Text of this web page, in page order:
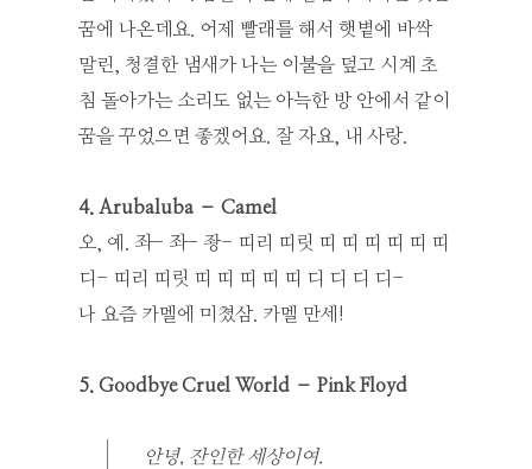
꿈에 나온데요. 어제 빨래를 해서 햇볕에 바싹
말린, 청결한 냄새가 나는 이불을 덮고 시계 초
침 돌아가는 소리도 없는 아늑한 방 안에서 같이
꿈을 꾸었으면 좋겠어요. 잘 자요, 내 사랑.
4. Arubaluba – Camel
오, 예. 좌- 좌- 좡- 띠리 띠릿 띠 띠 띠 띠 띠 띠
디- 띠리 띠릿 띠 띠 띠 띠 띠 디 디 디 디-
나 요즘 카멜에 미쳤삼. 카멜 만세!
5. Goodbye Cruel World – Pink Floyd
안녕, 잔인한 세상이여.